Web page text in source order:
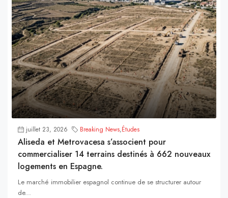
juillet 23, 2026 Breaking News,Études
Aliseda et Metrovacesa s’associent pour
commercialiser 14 terrains destinés à 662 nouveaux
logements en Espagne.
Le marché immobilier espagnol continue de se structurer autour
de...